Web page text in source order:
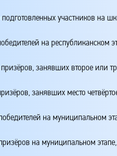
участников на
на республиканском
занявших второе или
занявших место
на муниципальном
на муниципальном